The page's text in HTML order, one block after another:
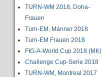
TURN-WM 2018, Doha-
Frauen
Turn-EM, Männer 2018
Turn-EM Frauen 2018
FIG-A-World Cup 2018 (MK)
Challenge Cup-Serie 2018
TURN-WM, Montreal 2017